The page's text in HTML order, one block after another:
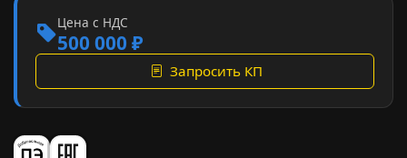
Цена с НДС
500 000 ₽
Запросить КП